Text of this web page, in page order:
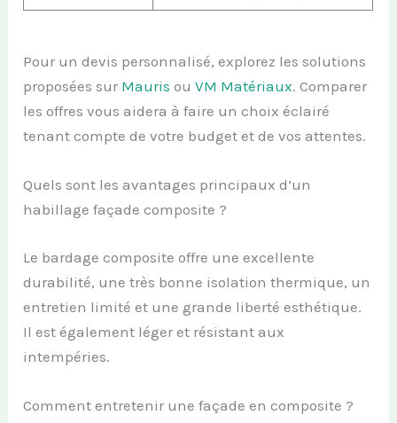
Pour un devis personnalisé, explorez les solutions
proposées sur Mauris ouVM Matériaux. Comparer
les offres vous aidera à faire un choix éclairé
tenant compte de votre budget et de vos attentes.
Quels sont les avantages principaux d’un
habillage façade composite ?
Le bardage composite offre une excellente
durabilité, une très bonne isolation thermique, un
entretien limité et une grande liberté esthétique.
Il est également léger et résistant aux
intempéries.
Comment entretenir une façade en composite ?